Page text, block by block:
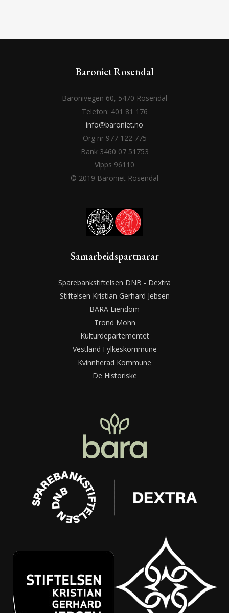
Baroniet Rosendal
Baronivegen 60, 5470 Rosendal
Telefon: 401 81 176
info@baroniet.no
Org nr 977 122 775
Bank 3460 07 51753
Vipps 96110
© 2019 Baroniet Rosendal
Samarbeidspartnarar
Sparebankstiftelsen DNB - Dextra
Stiftelsen Kristian Gerhard Jebsen
BARA Eiendom
Trond Mohn
Kulturdepartementet
Vestland Fylkeskommune
Kvinnherad Kommune
De Historiske